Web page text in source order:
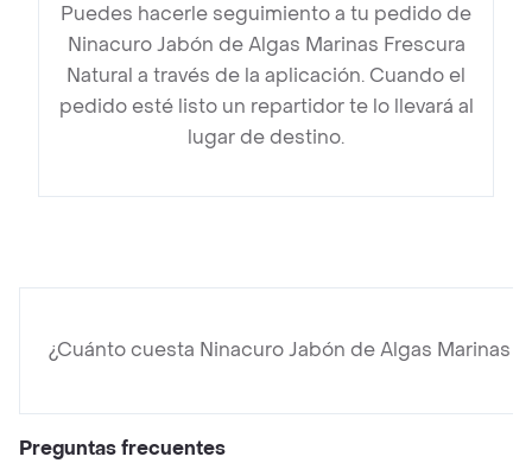
Puedes hacerle seguimiento a tu pedido de
Ninacuro Jabón de Algas Marinas Frescura
Natural a través de la aplicación. Cuando el
pedido esté listo un repartidor te lo llevará al
lugar de destino.
¿Cuánto cuesta Ninacuro Jabón de Algas Marinas
Preguntas frecuentes